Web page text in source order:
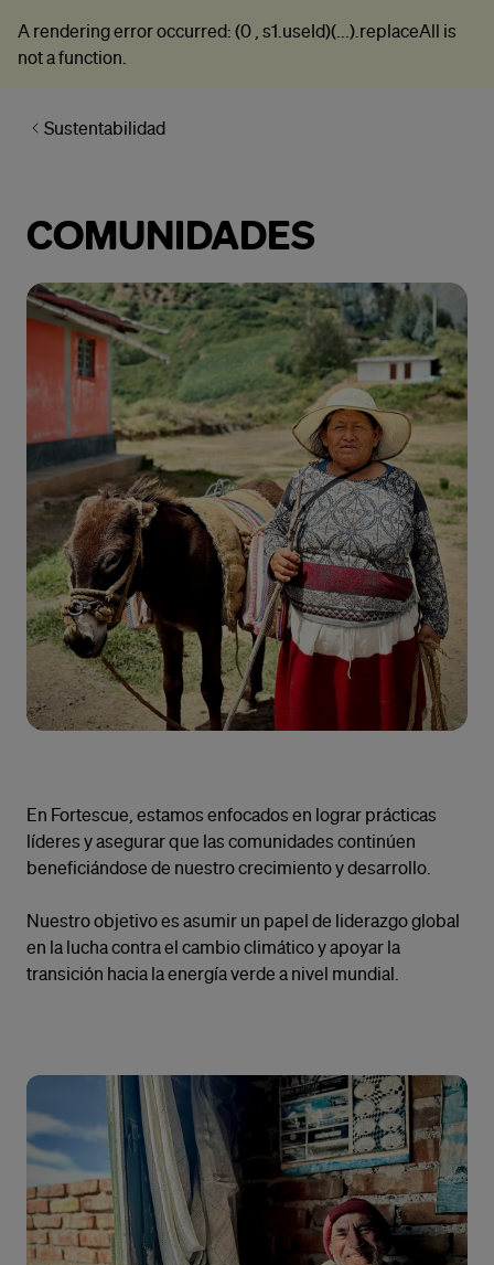
A rendering error occurred: (0 , s1.useId)(...).replaceAll is
not a function
Sustentabilidad
COMUNIDADES
En Fortescue, estamos enfocados en lograr prácticas
líderes y asegurar que las comunidades continúen
beneficiándose de nuestro crecimiento y desarrollo.
Nuestro objetivo es asumir un papel de liderazgo global
en la lucha contra el cambio climático y apoyar la
transición hacia la energía verde a nivel mundial.